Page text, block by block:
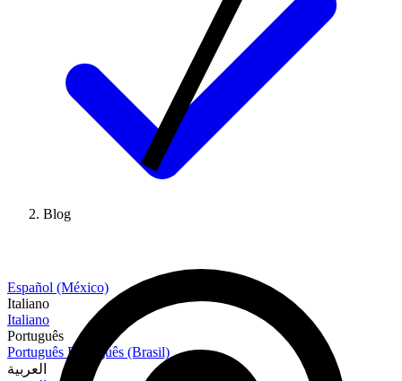
Español (México)
Italiano
Italiano
Português
Português Português (Brasil)
العربية
Blog